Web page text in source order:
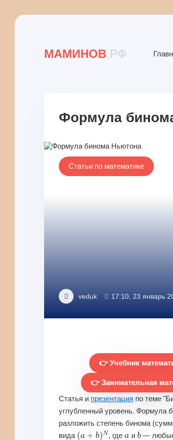
МАМИНОВ.РФ
Формула
Статьи по математике
veduk 17:10, 23 январь
👉 Учебник
👉 Занимательная
Статья и презентация по теме
углубленный уровень. Формула
разложить степень бинома
вида ( +b ) N , где и b— любые